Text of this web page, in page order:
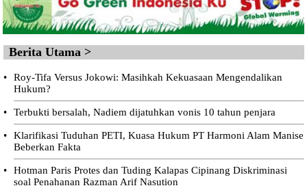
Berita Utama >
•
Roy-Tifa Versus Jokowi: Masihkah Kekuasaan Mengendalikan
Hukum?
• Terbukti bersalah, Nadiem dijatuhkan vonis 10 tahun penjara
•
Klarifikasi Tuduhan PETI, Kuasa Hukum PT Harmoni Alam Manise
Beberkan Fakta
•
Hotman Paris Protes dan Tuding Kalapas Cipinang Diskriminasi
soal Penahanan Razman Arif Nasution